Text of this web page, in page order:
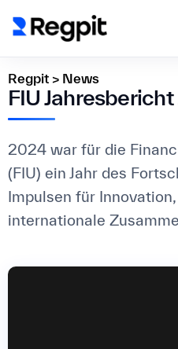
Regpit > News
FIU
2024 war für die
(FIU) ein Jahr des
Impulsen für
internationale